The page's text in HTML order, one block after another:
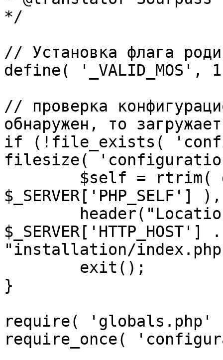
*/
// Установка флага
define( '_VALID_MOS',
// проверка
обнаружен, то
if (!file_exists(
filesize(
"installation/
}
require(
require_once(